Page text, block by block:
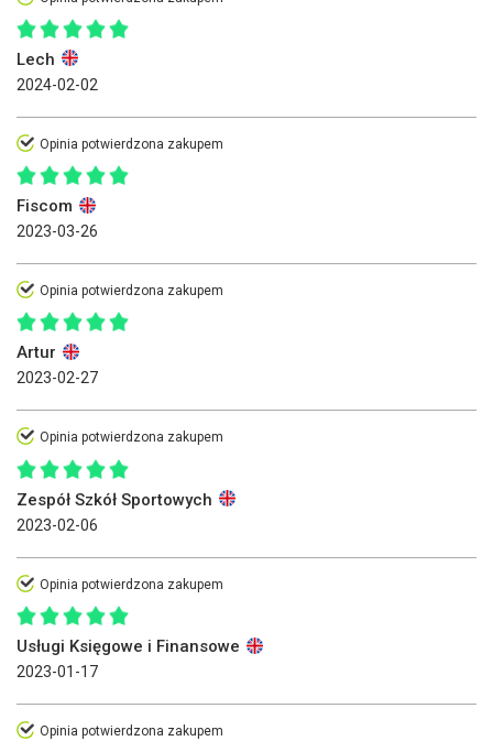
Lech
2024-02-02
Opinia potwierdzona zakupem
Fiscom
2023-03-26
Opinia potwierdzona zakupem
Artur
2023-02-27
Opinia potwierdzona zakupem
Zespół Szkół Sportowych
2023-02-06
Opinia potwierdzona zakupem
Usługi Księgowe i Finansowe
2023-01-17
Opinia potwierdzona zakupem